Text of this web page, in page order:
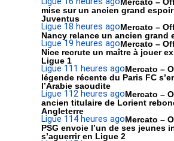
mise sur un ancien grand
Juventus
Ligue 18 heures agoMercato –
Nancy relance un ancien grand
Ligue 19 heures agoMercato –
Nice recrute un maître à jouer
Ligue 1
Ligue 1 11 heures agoMercato –
légende récente du Paris FC
l’Arabie saoudite
Ligue 1 12 heures agoMercato –
ancien titulaire de Lorient
Angleterre
Ligue 1 14 heures agoMercato –
PSG envoie l’un de ses jeunes
s’aguerrir en Ligue 2